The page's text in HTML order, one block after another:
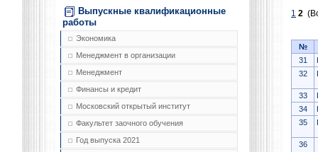
Выпускные квалификационные
работы
Экономика
Менеджмент в организации
Менеджмент
Финансы и кредит
Московский открытый институт
Факультет заочного обучения
Год выпуска 2021
1 2
№
31
32
33
34
35
36